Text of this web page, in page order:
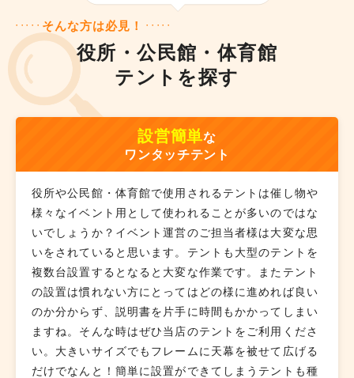
そんな方は必見！
役所・公民館・体育館
テントを探す
設営簡単な
ワンタッチテント
役所や公民館・体育館で使用されるテントは催し物や
様々なイベント用として使われることが多いのではな
いでしょうか？イベント運営のご担当者様は大変な思
いをされていると思います。テントも大型のテントを
複数台設置するとなると大変な作業です。またテント
の設置は慣れない方にとってはどの様に進めれば良い
のか分からず、説明書を片手に時間もかかってしまい
ますね。そんな時はぜひ当店のテントをご利用くださ
い。大きいサイズでもフレームに天幕を被せて広げる
だけでなんと！簡単に設置ができてしまうテントも種